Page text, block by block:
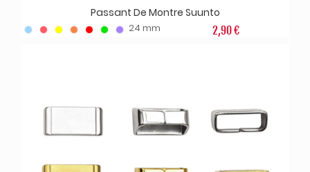
Passant De Montre Suunto
24 mm 2,90 €